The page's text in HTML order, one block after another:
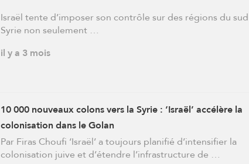
Israël tente d’imposer son contrôle sur des régions du
Syrie non seulement …
il y a 3 mois
10 000 nouveaux colons vers la Syrie : ‘Israël’ accélère la
colonisation dans le Golan
Par Firas Choufi ‘Israël’ a toujours planifié d’intensifier la
colonisation juive et d’étendre l’infrastructure de …